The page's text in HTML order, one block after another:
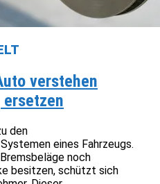
verstehen
den
eines Fahrzeugs.
noch
besitzen, schützt sich